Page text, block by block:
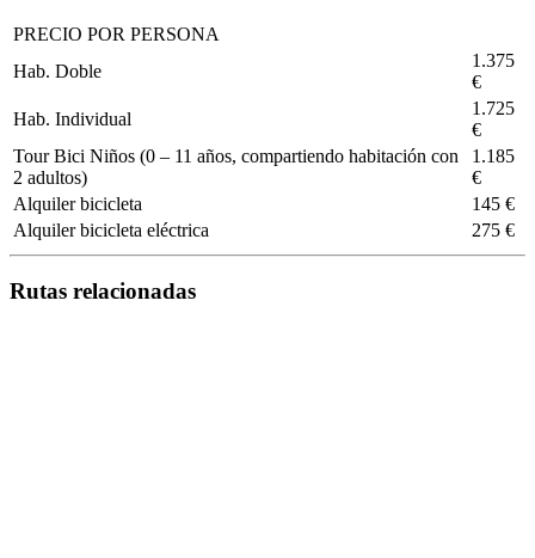
PRECIO POR PERSONA
Hab. Doble
1.375
€
Hab. Individual
1.725
€
Tour Bici Niños (0 – 11 años, compartiendo habitación con
2 adultos)
1.185
€
Alquiler bicicleta
145 €
Alquiler bicicleta eléctrica
275 €
Rutas relacionadas